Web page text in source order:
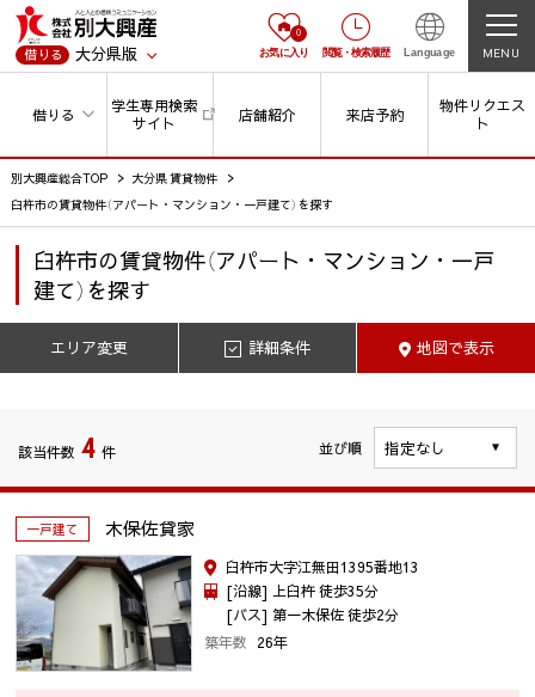
借りる 大分県版
0
お気に入り 閲覧・ 検索履歴 Language MENU
借りる
学生専用検索
サイト
店舗紹介 来店予約
物件リクエス
ト
別大興産総合TOP
大分県 賃貸物件
臼杵市の賃貸物件（アパート・マンション・一戸建て）を探す
エリア変更 詳細条件 地図で表示
臼杵市の賃貸物件（アパート・マンション・一戸
建て）を探す
該当件数 4 件 並び順
一戸建て 木保佐貸家
臼杵市大字江無田1395番地13
[沿線] 上臼杵 徒歩35分
[バス] 第一木保佐 徒歩2分
築年数 26年